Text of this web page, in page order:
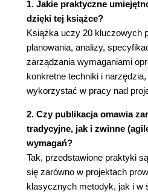
Interesariusze,
Charakterystyka
Powiązane praktyki
Następne kroki
Praktyka nr 5.
decyzje"
Kto podejmuje
Co dzieje się po
Powiązane praktyki
Kolejne kroki
Rozdział 3. Pozyskiwanie
Praktyka nr 6.
1. Jakie praktyczne
dzięki tej książce?
Książka uczy 20 kluczowych
planowania, analizy,
zarządzania wymaganiami
konkretne techniki i
wykorzystać w pracy nad
2. Czy publikacja omawia
tradycyjne, jak i zwinne
wymagań?
Tak, przedstawione praktyki
się zarówno w projektach
klasycznych metodyk, jak i w